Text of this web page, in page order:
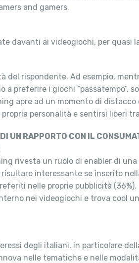
and gamers.
davanti ai videogiochi, per quasi
del rispondente. Ad esempio,
preferire i giochi “passatempo”,
apre ad un momento di
personalità e sentirsi liberi
UN RAPPORTO CON IL
rivesta un ruolo di enabler di
interessante se inserito
nelle proprie pubblicità
nei videogiochi e trova cool
degli italiani, in particolare
nelle tematiche e nelle